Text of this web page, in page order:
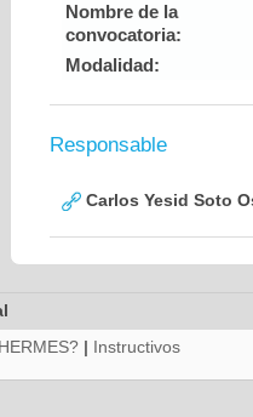
Nombre de la
convocatoria:
Modalidad:
Responsable
Carlos Yesid Soto
| Instructivos